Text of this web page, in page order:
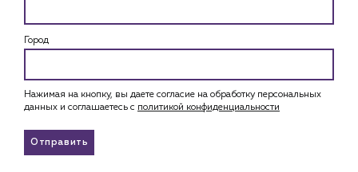
Город
Нажимая на кнопку, вы даете согласие на обработку персональных
данных и соглашаетесь c политикой конфиденциальности
Отправить